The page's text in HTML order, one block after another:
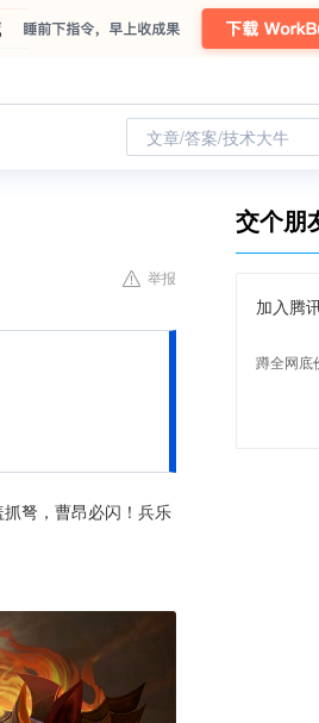
文章/答案/技术大牛
举报
弩，曹昂必闪！兵乐
交个朋
加入腾
蹲全网底